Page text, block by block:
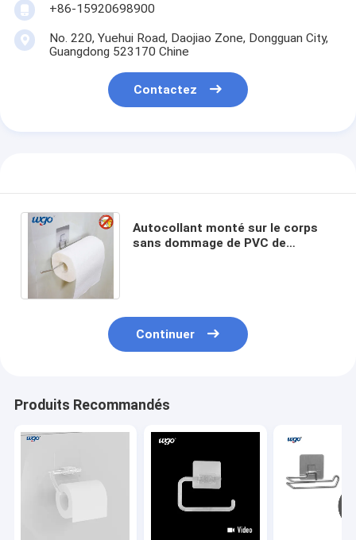
+86-15920698900
No. 220, Yuehui Road, Daojiao Zone, Dongguan City,
Guangdong 523170 Chine
Contactez
Autocollant monté sur le corps
sans dommage de PVC de
Continuer
Produits Recommandés